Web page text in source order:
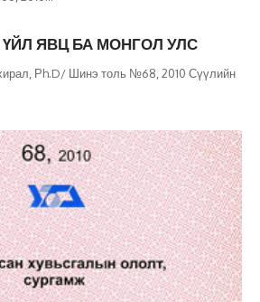
ЯВЦ БА МОНГОЛ УЛС
Рh.D/ Шинэ толь №68, 2010 Сүүлийн